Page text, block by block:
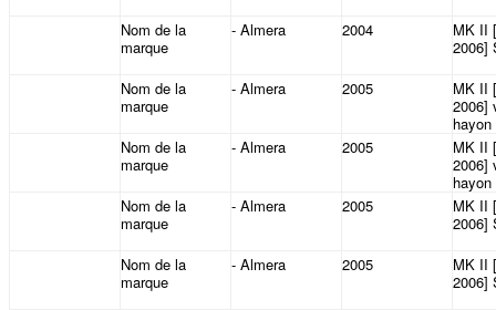
Nom de la
marque
- Almera 2004
MK II
2006]
Nom de la
marque
- Almera 2005
MK II
2006]
hayon
Nom de la
marque
- Almera 2005
MK II
2006]
hayon
Nom de la
marque
- Almera 2005
MK II
2006]
Nom de la
marque
- Almera 2005
MK II
2006]